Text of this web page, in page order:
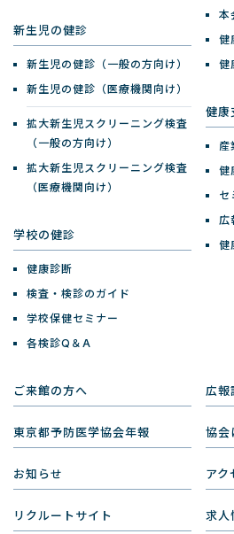
新生児の健診
新生児の健診（一般の方向け）
新生児の健診（医療機関向け）
拡大新生児スクリーニング検査
（一般の方向け）
拡大新生児スクリーニング検査
（医療機関向け）
学校の健診
健康診断
検査・検診のガイド
学校保健セミナー
各検診Q＆A
本
健
健
健康
産
健
セ
広
健
ご来館の方へ 広報
東京都予防医学協会年報 協会
お知らせ アク
リクルートサイト 求人